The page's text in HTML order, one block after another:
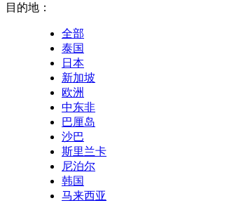
目的地：
全部
泰国
日本
新加坡
欧洲
中东非
巴厘岛
沙巴
斯里兰卡
尼泊尔
韩国
马来西亚